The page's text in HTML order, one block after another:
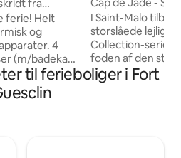
fra
Helt
og
4
(m/badekar)
2 queensize-
er perfekte til
Rochebonne
I Saint-Malo
storslåede
Collection-serie
foden af den
plads til op til
på 3. sal (med
til ferieboliger i Fort